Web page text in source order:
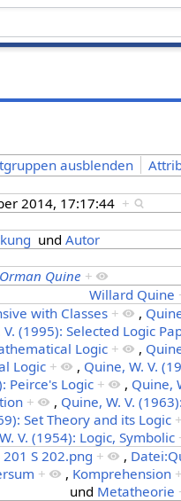
ausblenden
2014, 17:17:44 +
undAutor
Quine +
Willard Quine
with Classes + ,
V. (1995): Selected Logic
Logic + ,
Logic + , Quine, W. V.
Peirce's Logic + , Quine,
+ , Quine, W. V.
Set Theory and its Logic +
V. (1954): Logic, Symbolic
S 202.png + ,
+ , Komprehension +
und Metatheorie